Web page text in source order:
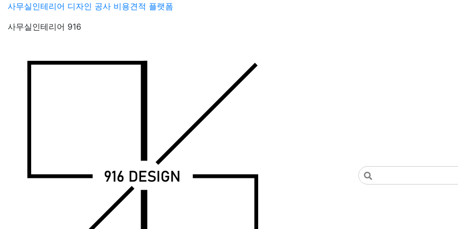
Skip
content
사무실인테리어 디자인 공사 비용견적 플랫폼
사무실인테리어 916